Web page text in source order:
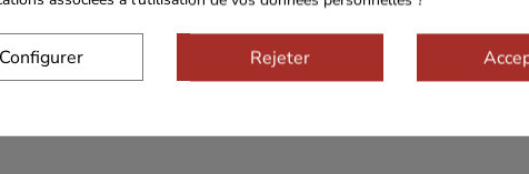
Configurer Rejeter